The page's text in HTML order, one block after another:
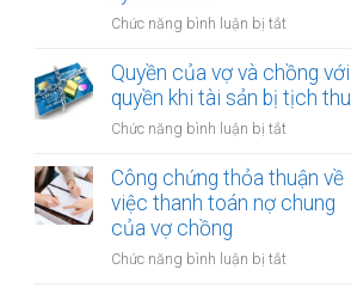
việc
chịu
chi
khi
ly
Chức năng bình luận bị tắt
được
cấp
từ
chương
hỗ
trợ
Quyền của vợ và chồng với
quyền khi tài sản bị tịch thu
Chức năng bình luận bị tắt
của
vợ
với
Công chứng thỏa thuận về
việc thanh toán nợ chung
của vợ chồng
Chức năng bình luận bị tắt